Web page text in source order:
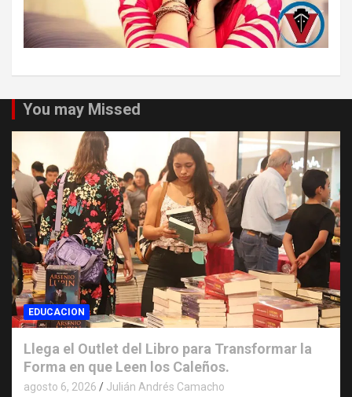
You may Missed
EDUCACION
Llega el Outlet del Libro para Transformar la
Forma en que Leen los Caleños.
agosto 6, 2026 Julián Andrés Camacho